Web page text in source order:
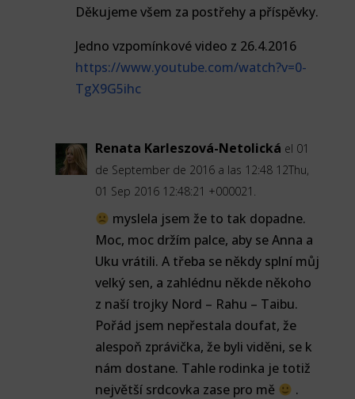
Děkujeme všem za postřehy a příspěvky.
Jedno vzpomínkové video z 26.4.2016
https://www.youtube.com/watch?v=0-
TgX9G5ihc
Renata Karleszová-Netolická el 01
de September de 2016 a las 12:48 12Thu,
01 Sep 2016 12:48:21 +000021.
myslela jsem že to tak dopadne.
Moc, moc držím palce, aby se Anna a
Uku vrátili. A třeba se někdy splní můj
velký sen, a zahlédnu někde někoho
z naší trojky Nord – Rahu – Taibu.
Pořád jsem nepřestala doufat, že
alespoň zprávička, že byli viděni, se k
nám dostane. Tahle rodinka je totiž
největší srdcovka zase pro mě
.